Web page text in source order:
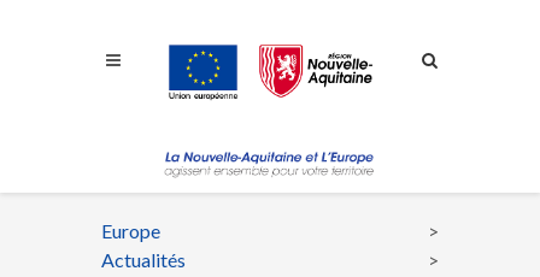
Fil
Europe
Actualités